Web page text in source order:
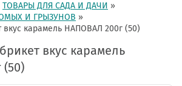
ТОВАРЫ ДЛЯ САДА И ДАЧИ »
И ГРЫЗУНОВ »
вкус карамель НАПОВАЛ 200г (50)
вкус карамель